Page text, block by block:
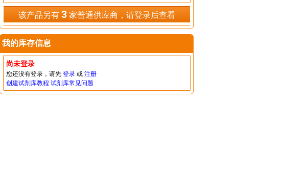
该产品另有 3家普通供应商，请登录后查看
我的库存信息
尚未登录
您还没有登录，请先 登录或 注册
创建试剂库教程 试剂库常见问题